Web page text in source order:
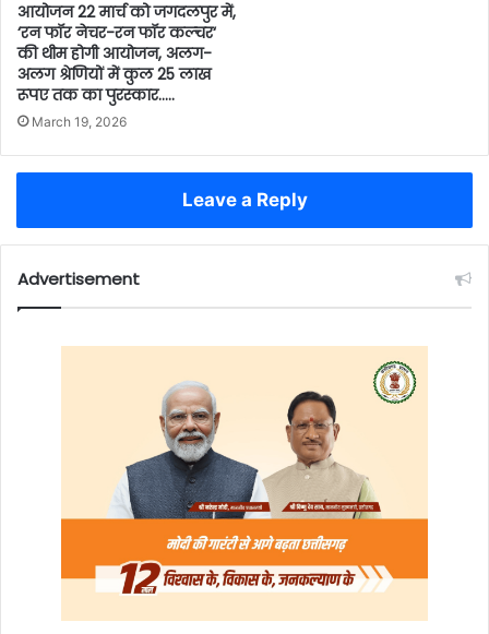
आयोजन 22 मार्च को जगदलपुर में,
‘रन फॉर नेचर-रन फॉर कल्चर‘
की थीम होगी आयोजन, अलग-
अलग श्रेणियों में कुल 25 लाख
रूपए तक का पुरस्कार…..
March 19, 2026
Leave a Reply
Advertisement